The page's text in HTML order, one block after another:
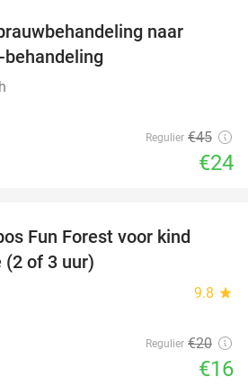
naar
Regulier €45
€24
Fun Forest voor kind
of 3 uur)
9.8 star
Regulier €20
€16